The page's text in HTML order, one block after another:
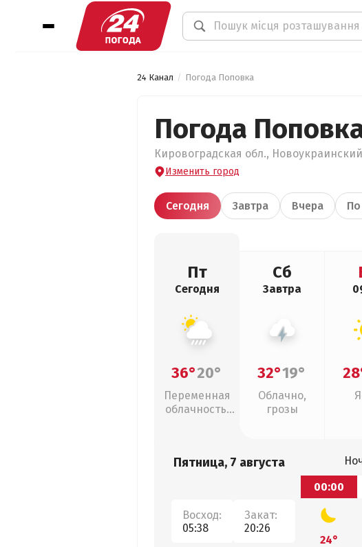
24 Канал Погода Поповка
Погода
Кировоградская обл.,
Изменить город
Сегодня Завтра Вчера
Пт
Сегодня
36°20°
Переменная
облачность,
Сб
Завтра
32°19°
Облачно,
грозы
Пятница, 7 августа
Восход:
05:38
Закат:
20:26
00:00
24°